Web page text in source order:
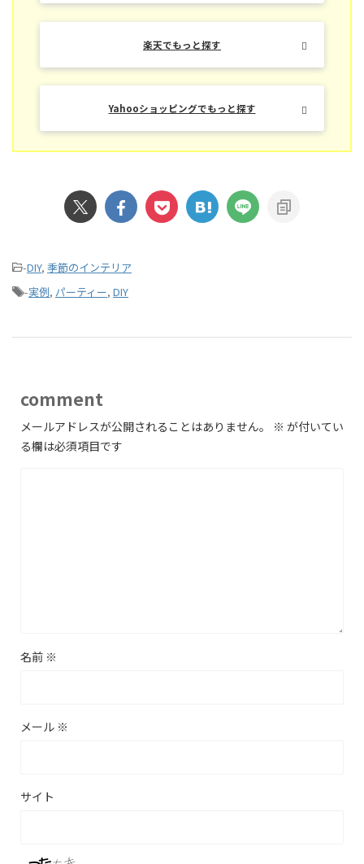
楽天でもっと探す
Yahooショッピングでもっと探す
-DIY, 季節のインテリア
-実例, パーティー, DIY
comment
メールアドレスが公開されることはありません。 ※ が付いてい
る欄は必須項目です
名前 ※
メール ※
サイト